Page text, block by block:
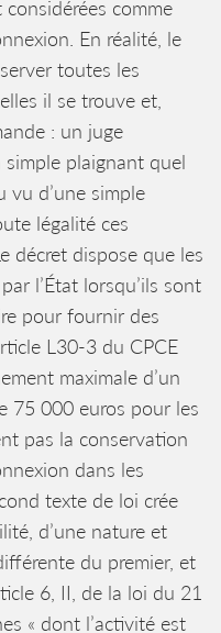
comme
En réalité, le
toutes les
il se trouve et,
: un juge
plaignant quel
vu d’une simple
légalité ces
décret dispose que les
l’État lorsqu’ils sont
pour fournir des
L30-3 du CPCE
maximale d’un
75 000 euros pour les
pas la conservation
dans les
texte de loi crée
d’une nature et
du premier, et
6, II, de la loi du 21
« dont l’activité est